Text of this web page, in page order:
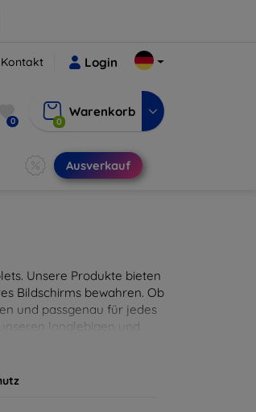
Kontakt Login
0 0
Warenkorb
Ausverkauf
Unsere Produkte bieten
Bildschirms bewahren. Ob
und passgenau für jedes
langlebigen und